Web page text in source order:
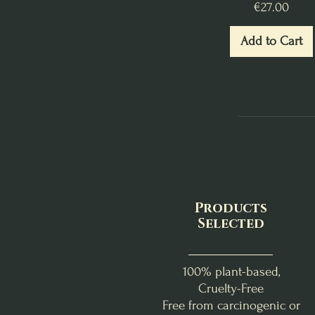
Price
€27.00
Add to Cart
Products
Selected
100% plant-based,
Cruelty-Free
Free from carcinogenic or